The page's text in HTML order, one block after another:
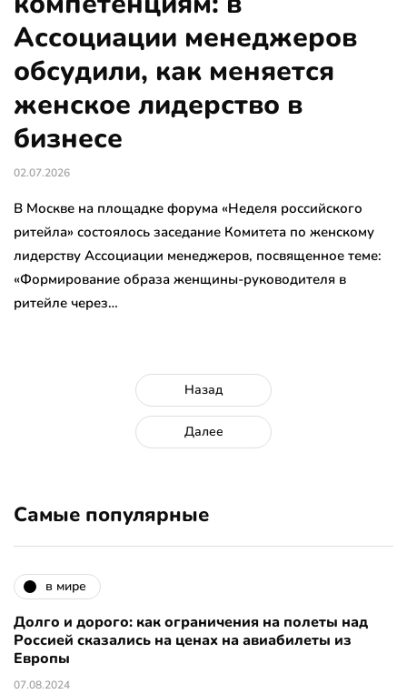
Ассоциации менеджеров
обсудили, как меняется
женское лидерство в
бизнесе
02.07.2026
В Москве на площадке форума «Неделя российского
ритейла» состоялось заседание Комитета по женскому
лидерству Ассоциации менеджеров, посвященное теме:
«Формирование образа женщины-руководителя в
ритейле через…
Назад
Далее
Самые популярные
в мире
Долго и дорого: как ограничения на полеты над
Россией сказались на ценах на авиабилеты из
Европы
07.08.2024